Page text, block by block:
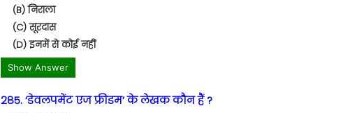
(B) निराला
(C) सूरदास
(D) इनमें से कोई नहीं
Show Answer
285. ‘डेवलपमेंट एज फ्रीडम’ के लेखक कौन हैं ?